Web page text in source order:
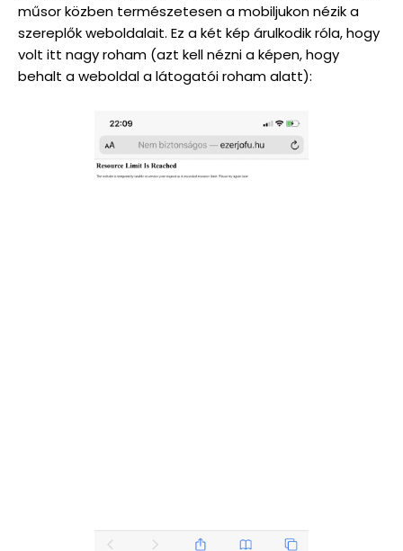
műsor közben természetesen a mobiljukon nézik a
szereplők weboldalait. Ez a két kép árulkodik róla, hogy
volt itt nagy roham (azt kell nézni a képen, hogy
behalt a weboldal a látogatói roham alatt):